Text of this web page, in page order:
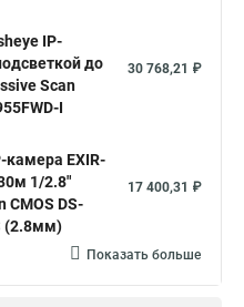
IP-
до
Scan
I
30 768,21 ₽
EXIR-
1/2.8"
CMOS DS-
(2.8мм)
17 400,31 ₽
Показать больше